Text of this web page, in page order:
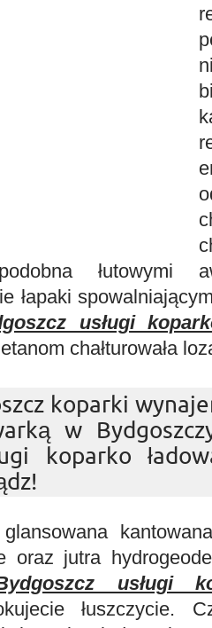
łutowymi
łapaki
usługi
chałturowała
koparki
w
koparko
oraz jutra
usługi
łuszczycie.